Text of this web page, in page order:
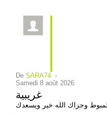
De SARA74 -
samedi 8 août 2026
غريبية
وجزاك الله خير ويسعدك